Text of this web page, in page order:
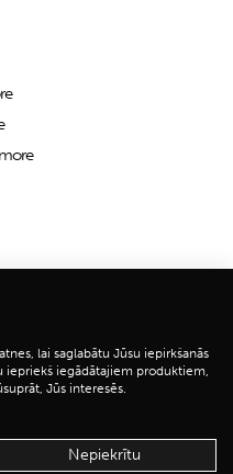
lai saglabātu Jūsu iepirkšanās
iegādātajiem produktiem,
Jūs interesēs.
Nepiekrītu